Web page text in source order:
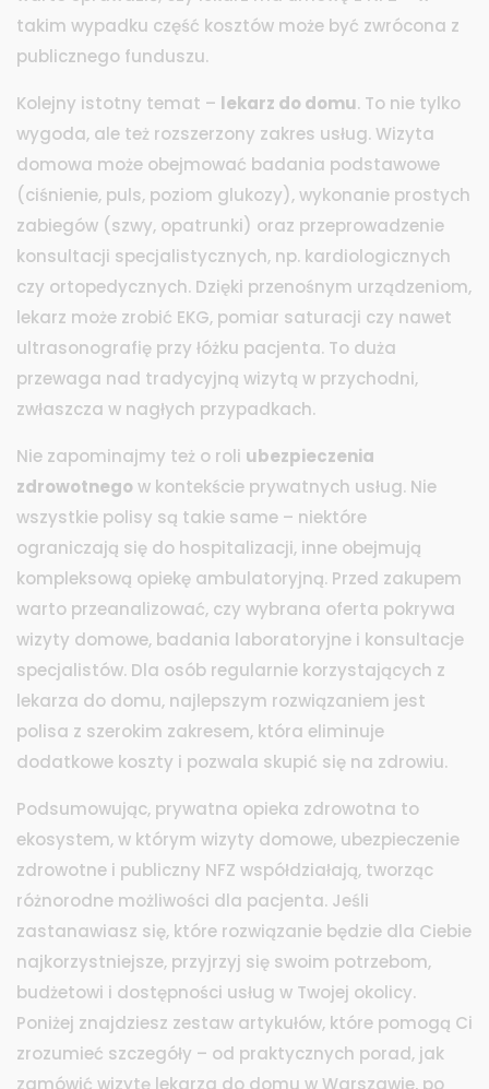
takim wypadku część kosztów może być zwrócona z
publicznego funduszu.
Kolejny istotny temat – lekarz do domu. To nie tylko
wygoda, ale też rozszerzony zakres usług. Wizyta
domowa może obejmować badania podstawowe
(ciśnienie, puls, poziom glukozy), wykonanie prostych
zabiegów (szwy, opatrunki) oraz przeprowadzenie
konsultacji specjalistycznych, np. kardiologicznych
czy ortopedycznych. Dzięki przenośnym urządzeniom,
lekarz może zrobić EKG, pomiar saturacji czy nawet
ultrasonografię przy łóżku pacjenta. To duża
przewaga nad tradycyjną wizytą w przychodni,
zwłaszcza w nagłych przypadkach.
Nie zapominajmy też o roli ubezpieczenia
zdrowotnegow kontekście prywatnych usług. Nie
wszystkie polisy są takie same – niektóre
ograniczają się do hospitalizacji, inne obejmują
kompleksową opiekę ambulatoryjną. Przed zakupem
warto przeanalizować, czy wybrana oferta pokrywa
wizyty domowe, badania laboratoryjne i konsultacje
specjalistów. Dla osób regularnie korzystających z
lekarza do domu, najlepszym rozwiązaniem jest
polisa z szerokim zakresem, która eliminuje
dodatkowe koszty i pozwala skupić się na zdrowiu.
Podsumowując, prywatna opieka zdrowotna to
ekosystem, w którym wizyty domowe, ubezpieczenie
zdrowotne i publiczny NFZ współdziałają, tworząc
różnorodne możliwości dla pacjenta. Jeśli
zastanawiasz się, które rozwiązanie będzie dla Ciebie
najkorzystniejsze, przyjrzyj się swoim potrzebom,
budżetowi i dostępności usług w Twojej okolicy.
Poniżej znajdziesz zestaw artykułów, które pomogą Ci
zrozumieć szczegóły – od praktycznych porad, jak
zamówić wizytę lekarza do domu w Warszawie, po